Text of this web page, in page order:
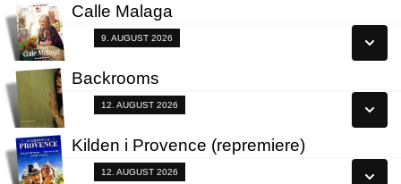
Se alle dage
Calle Malaga
9. AUGUST 2026
Se alle dage
Backrooms
12. AUGUST 2026Fra 12.08.2026
Se alle dage
Kilden i Provence (repremiere)
12. AUGUST 2026Fra 12.08.2026